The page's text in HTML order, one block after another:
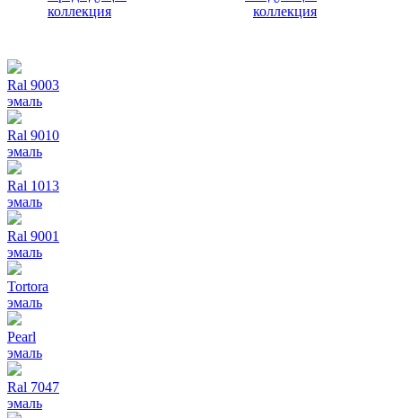
Ral 9003
эмаль
Ral 9010
эмаль
Ral 1013
эмаль
Ral 9001
эмаль
Tortora
эмаль
Pearl
эмаль
Ral 7047
эмаль